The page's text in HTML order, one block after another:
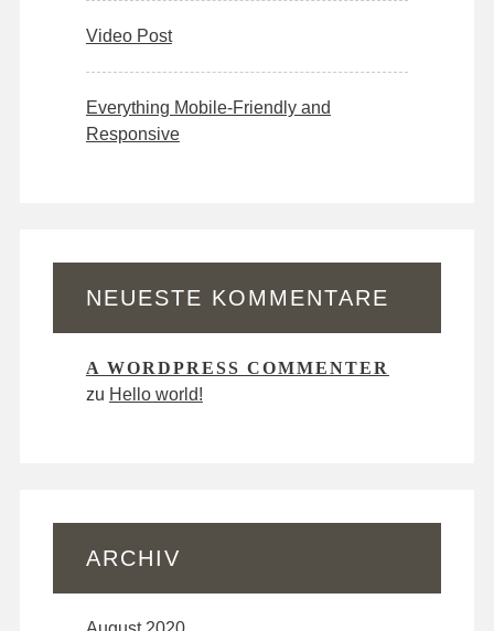
Video Post
Everything Mobile-Friendly and
Responsive
NEUESTE KOMMENTARE
A WORDPRESS COMMENTER
zu Hello world!
ARCHIV